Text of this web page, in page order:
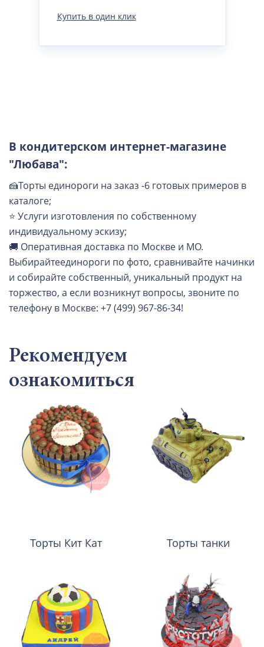
Купить в один клик
В кондитерском интернет-магазине
"Любава":
🍰Торты единороги на заказ -6 готовых примеров в
каталоге;
⭐ Услуги изготовления по собственному
индивидуальному эскизу;
🚚 Оперативная доставка по Москве и МО.
Выбирайтеединороги по фото, сравнивайте начинки
и собирайте собственный, уникальный продукт на
торжество, а если возникнут вопросы, звоните по
телефону в Москве: +7 (499) 967-86-34!
Рекомендуем
ознакомиться
Торты Кит Кат Торты танки